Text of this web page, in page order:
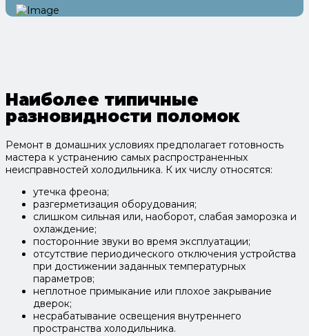
Наиболее типичные
разновидности поломок
Ремонт в домашних условиях предполагает готовность
мастера к устранению самых распространенных
неисправностей холодильника. К их числу относятся:
утечка фреона;
разгерметизация оборудования;
слишком сильная или, наоборот, слабая заморозка и
охлаждение;
посторонние звуки во время эксплуатации;
отсутствие периодического отключения устройства
при достижении заданных температурных
параметров;
неплотное примыкание или плохое закрывание
дверок;
несрабатывание освещения внутреннего
пространства холодильника.